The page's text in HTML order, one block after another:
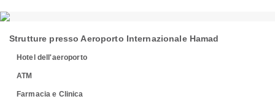
Strutture presso Aeroporto Internazionale Hamad
Hotel dell'aeroporto
ATM
Farmacia e Clinica